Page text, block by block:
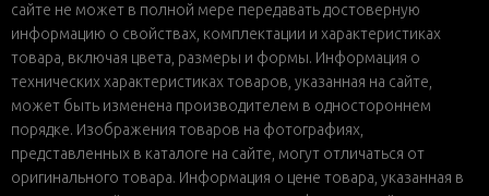
сайте не может в полной мере передавать достоверную
информацию о свойствах, комплектации и характеристиках
товара, включая цвета, размеры и формы. Информация о
технических характеристиках товаров, указанная на сайте,
может быть изменена производителем в одностороннем
порядке. Изображения товаров на фотографиях,
представленных в каталоге на сайте, могут отличаться от
оригинального товара. Информация о цене товара, указанная в